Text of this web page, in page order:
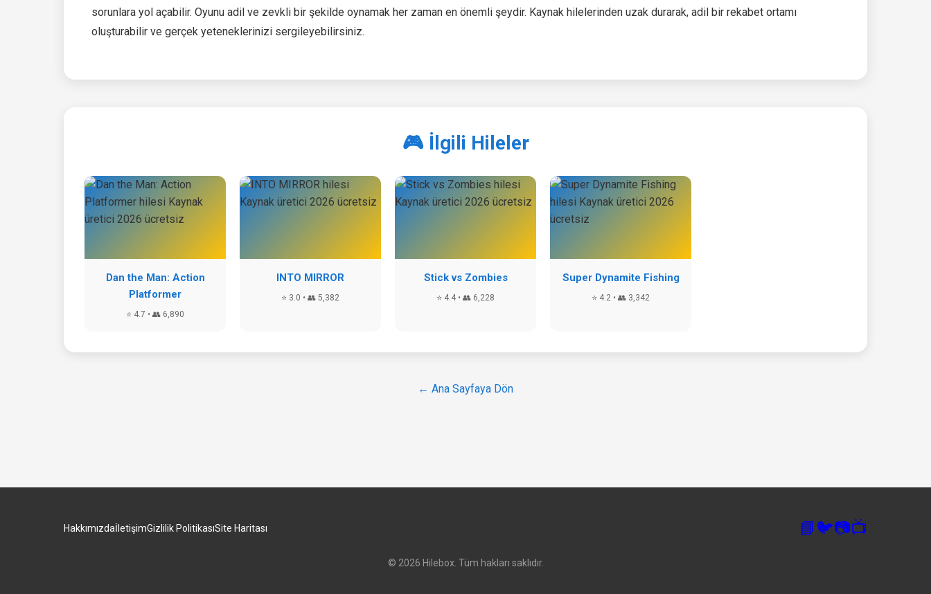
sorunlara yol açabilir. Oyunu adil ve zevkli bir şekilde oynamak her zaman en önemli şeydir. Kaynak hilelerinden uzak durarak, adil bir rekabet ortamı
oluşturabilir ve gerçek yeteneklerinizi sergileyebilirsiniz.
🎮 İlgili Hileler
Dan the Man: Action
Platformer
⭐ 4.7 • 👥 6,890
INTO MIRROR
⭐ 3.0 • 👥 5,382
Stick vs Zombies
⭐ 4.4 • 👥 6,228
Super Dynamite Fishing
⭐ 4.2 • 👥 3,342
← Ana Sayfaya Dön
HakkımızdaİletişimGizlilik PolitikasıSite Haritası 📘🐦📷📺
© 2026 Hilebox. Tüm hakları saklıdır.